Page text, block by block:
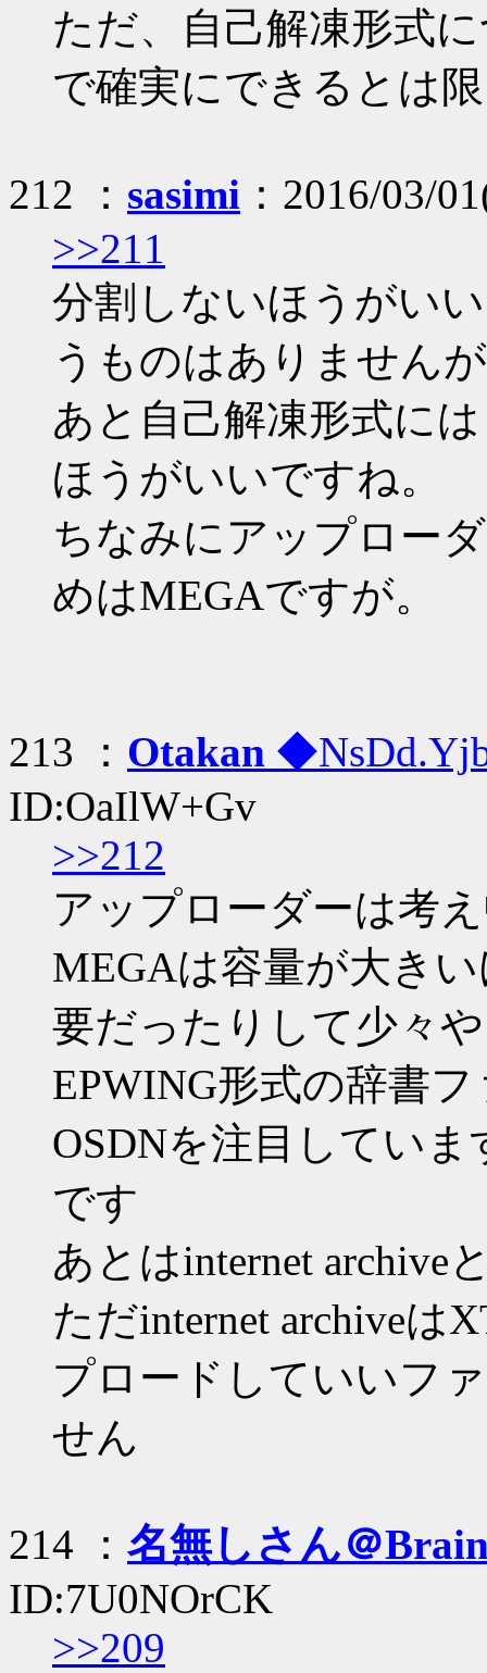
ただ、自己解凍形式
で確実にできるとは
212 ： sasimi ：2016/03/
>>211
分割しないほうがい
うものはありません
あと自己解凍形式に
ほうがいいですね。
ちなみにアップロー
めはMEGAですが。
213 ： Otakan
ID:OaIlW+Gv
>>212
アップローダーは考
MEGAは容量が大き
要だったりして少々
EPWING形式の辞書
OSDNを注目してい
です
あとはinternet archive
ただinternet archiveは
プロードしていいフ
せん
214 ： 名無しさん＠
ID:7U0NOrCK
>>209